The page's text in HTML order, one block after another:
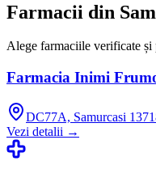
Farmacii din
Alege farmaciile verificate și
Farmacia Inimi
DC77A, Samurcasi
Vezi detalii →